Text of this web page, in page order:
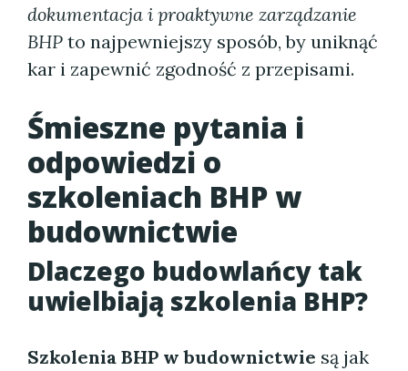
dokumentacja i proaktywne zarządzanie
BHP to najpewniejszy sposób, by uniknąć
kar i zapewnić zgodność z przepisami.
Śmieszne pytania i
odpowiedzi o
szkoleniach BHP w
budownictwie
Dlaczego budowlańcy tak
uwielbiają szkolenia BHP?
Szkolenia BHP w budownictwie są jak